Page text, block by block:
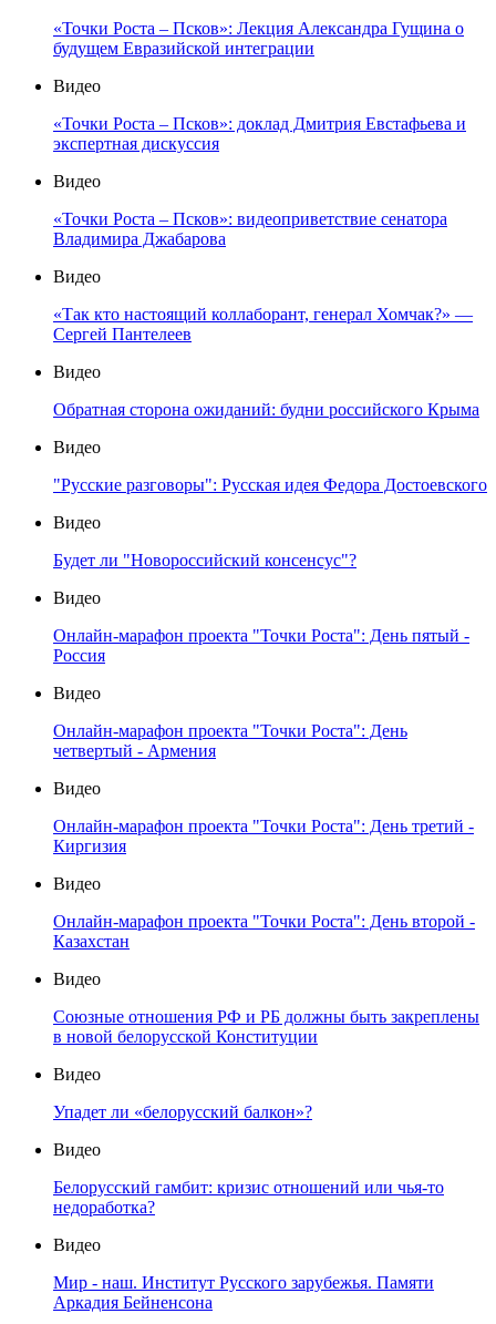
«Точки Роста – Псков»: Лекция Александра Гущина о
будущем Евразийской интеграции
Видео
«Точки Роста – Псков»: доклад Дмитрия Евстафьева и
экспертная дискуссия
Видео
«Точки Роста – Псков»: видеоприветствие сенатора
Владимира Джабарова
Видео
«Так кто настоящий коллаборант, генерал Хомчак?» —
Сергей Пантелеев
Видео
Обратная сторона ожиданий: будни российского Крыма
Видео
"Русские разговоры": Русская идея Федора Достоевского
Видео
Будет ли "Новороссийский консенсус"?
Видео
Онлайн-марафон проекта "Точки Роста": День пятый -
Россия
Видео
Онлайн-марафон проекта "Точки Роста": День
четвертый - Армения
Видео
Онлайн-марафон проекта "Точки Роста": День третий -
Киргизия
Видео
Онлайн-марафон проекта "Точки Роста": День второй -
Казахстан
Видео
Союзные отношения РФ и РБ должны быть закреплены
в новой белорусской Конституции
Видео
Упадет ли «белорусский балкон»?
Видео
Белорусский гамбит: кризис отношений или чья-то
недоработка?
Видео
Мир - наш. Институт Русского зарубежья. Памяти
Аркадия Бейненсона